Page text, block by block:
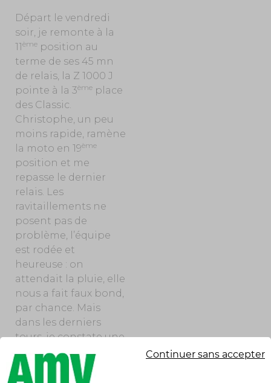
Départ le vendredi
soir, je remonte à la
11ème position au
terme de ses 45 mn
de relais, la Z 1000 J
pointe à la 3ème place
des Classic.
Christophe, un peu
moins rapide, ramène
la moto en 19ème
position et me
repasse le dernier
relais. Les
ravitaillements ne
posent pas de
problème, l’équipe
est rodée et
heureuse : on
attendait la pluie, elle
nous a fait faux bond,
par chance. Mais
dans les derniers
tours, je constate une
baisse de puissance
dans la ligne droite
du Mistral. La moto
Continuer sans accepter